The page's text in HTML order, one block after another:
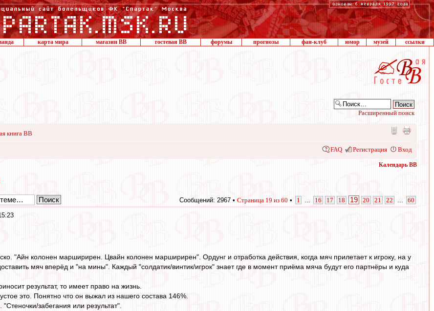
карта мира магазин ВВ гостевая ВВ форумы прогнозы фан-клуб юмор музей ссылки
Расширенный поиск
книга ВВ
FAQ Регистрация Вход
Календарь ВВ
Сообщений: 2967 • Страница 19 из 60 • 1 16 17 18 19 20 21 22 60
"Айн колонен марширирен. Цвайн колонен марширирен". Ордунг и отработка действия, когда мяч прилетает к игроку, на у
мяч вперёд и "на мины". Каждый "солдатик/винтик/игрок" знает где в момент приёма мяча будут его партнёры и куда
результат, то имеет право на жизнь.
это. Понятно что он выжал из нашего состава 146%.
"Стеночки/забегания или результат".